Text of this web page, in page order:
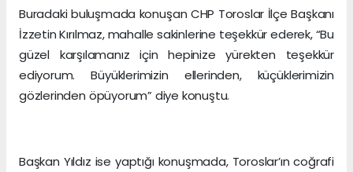
Buradaki buluşmada konuşan CHP Toroslar İlçe Başkanı
İzzetin Kırılmaz, mahalle sakinlerine teşekkür ederek, “Bu
güzel karşılamanız için hepinize yürekten teşekkür
ediyorum. Büyüklerimizin ellerinden, küçüklerimizin
gözlerinden öpüyorum” diye konuştu.
Başkan Yıldız ise yaptığı konuşmada, Toroslar’ın coğrafi